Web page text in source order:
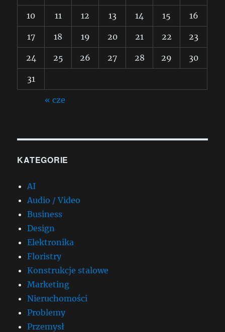
10 11 12 13 14 15 16
17 18 19 20 21 22 23
24 25 26 27 28 29 30
31
« cze
KATEGORIE
AI
Audio / Video
Business
Design
Elektronika
Floristry
Konstrukcje stalowe
Marketing
Nieruchomości
Problemy
Przemysł